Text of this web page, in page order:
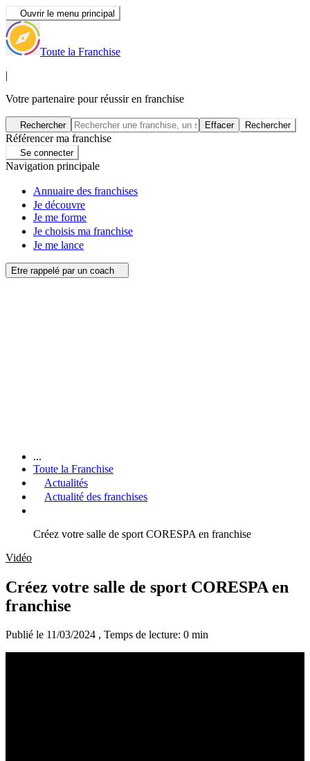
Ouvrir le menu principal
Toute la Franchise
|
Votre partenaire pour réussir en franchise
Rechercher Effacer Rechercher
Référencer ma franchise
Se connecter
Navigation principale
Annuaire des franchises
Je découvre
Je me forme
Je choisis ma franchise
Je me lance
Etre rappelé par un coach
...
Toute la Franchise
Actualités
Actualité des franchises
Créez votre salle de sport CORESPA en franchise
Vidéo
Créez votre salle de sport CORESPA en
franchise
Publié le 11/03/2024 , Temps de lecture: 0 min